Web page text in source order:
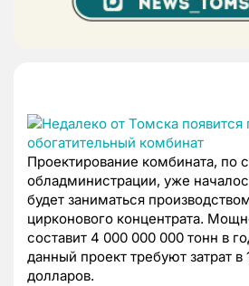
Проектирование комбината, по
обладминистрации, уже
будет заниматься
цирконового концентрата.
составит 4 000 000 000 тонн в
данный проект требуют затрат в
долларов.